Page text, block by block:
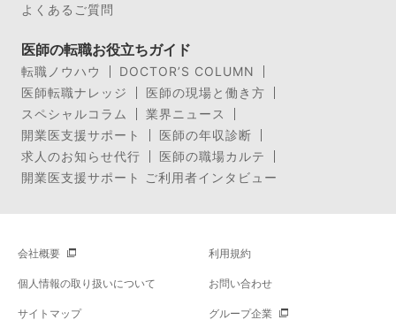
よくあるご質問
医師の転職お役立ちガイド
転職ノウハウ
DOCTOR’S COLUMN
医師転職ナレッジ
医師の現場と働き方
スペシャルコラム
業界ニュース
開業医支援サポート
医師の年収診断
求人のお知らせ代行
医師の職場カルテ
開業医支援サポート ご利用者インタビュー
会社概要 利用規約
個人情報の取り扱いについて お問い合わせ
サイトマップ グループ企業